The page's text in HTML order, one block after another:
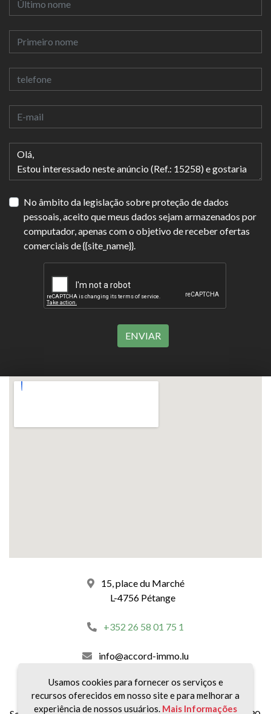
No âmbito da legislação sobre proteção de dados
pessoais, aceito que meus dados sejam armazenados por
computador, apenas com o objetivo de receber ofertas
comerciais de {{site_name}}.
15, place du Marché
L-4756 Pétange
+352 26 58 01 75 1
info@accord-immo.lu
Nossos horários :
Usamos cookies para fornecer os serviços e
recursos oferecidos em nosso site e para melhorar a
experiência de nossos usuários. Mais Informações